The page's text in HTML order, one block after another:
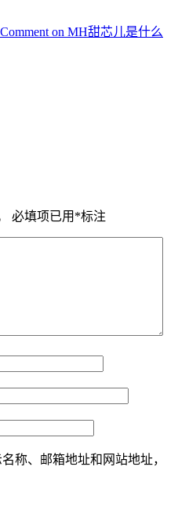
on MH甜芯儿是什么
必填项已用 *标注
称、邮箱地址和网站地址，